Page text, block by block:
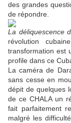
des grandes
de répondre.
La déliquescence
révolution
transformation est
profile dans ce
La caméra de
sans cesse en
dépit de quelques
de ce CHALA un
fait parfaitement
malgré les